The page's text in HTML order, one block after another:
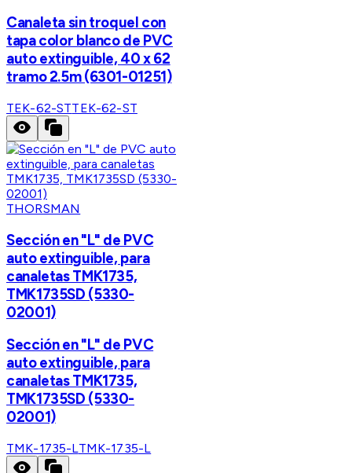
Canaleta sin troquel con
tapa color blanco de PVC
auto extinguible, 40 x 62
tramo 2.5m (6301-01251)
TEK-62-STTEK-62-ST
THORSMAN
Sección en "L" de PVC
auto extinguible, para
canaletas TMK1735,
TMK1735SD (5330-
02001)
Sección en "L" de PVC
auto extinguible, para
canaletas TMK1735,
TMK1735SD (5330-
02001)
TMK-1735-LTMK-1735-L